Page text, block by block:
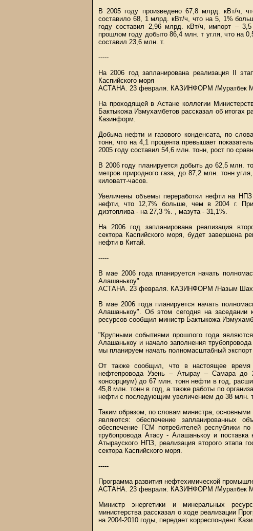
В 2005 году произведено 67,8 млрд. кВт/ч,
составило 68, 1 млрд. кВт/ч, что на 5, 1%
году составил 2,96 млрд. кВт/ч, импорт –
прошлом году добыто 86,4 млн. т угля, что на
составил 23,6 млн. т.
-----
На 2006 год запланирована реализация II
Каспийского моря
АСТАНА. 23 февраля. КАЗИНФОРМ /Муратбек
На проходящей в Астане коллегии
Бактыкожа Измухамбетов рассказал об итогах
Казинформ.
Добыча нефти и газового конденсата, по
тонн, что на 4,1 процента превышает
2005 году составил 54,6 млн. тонн, рост по
В 2006 году планируется добыть до 62,5 млн.
метров природного газа, до 87,2 млн. тонн
киловатт-часов.
Увеличены объемы переработки нефти на
нефти, что 12,7% больше, чем в 2004 г. При
дизтоплива - на 27,3 %. , мазута - 31,1%.
На 2006 год запланирована реализация
сектора Каспийского моря, будет завершена
нефти в Китай.
-----
В мае 2006 года планируется начать
Алашанькоу"
АСТАНА. 23 февраля. КАЗИНФОРМ /Назым
В мае 2006 года планируется начать
Алашанькоу". Об этом сегодня на заседании
ресурсов сообщил министр Бактыкожа
"Крупными событиями прошлого года
Алашанькоу и начало заполнения
мы планируем начать полномасштабный
От также сообщил, что в настоящее время
нефтепровода Узень – Атырау – Самара до
консорциум) до 67 млн. тонн нефти в год,
45,8 млн. тонн в год, а также работы по
нефти с последующим увеличением до 38 млн.
Таким образом, по словам министра,
являются: обеспечение запланированных
обеспечение ГСМ потребителей республики
трубопровода Атасу - Алашанькоу и поставка
Атырауского НПЗ, реализация второго этапа
сектора Каспийского моря.
-----
Программа развития нефтехимической
АСТАНА. 23 февраля. КАЗИНФОРМ /Муратбек
Министр энергетики и минеральных
министерства рассказал о ходе реализации
на 2004-2010 годы, передает корреспондент